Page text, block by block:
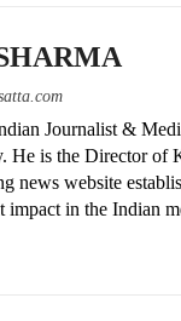
Journalist &
He is the Director
news website
impact in the Indian